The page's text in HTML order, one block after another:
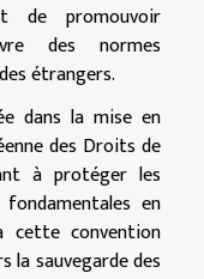
de promouvoir
des normes
étrangers.
dans la mise en
des Droits de
à protéger les
en
cette convention
la sauvegarde des